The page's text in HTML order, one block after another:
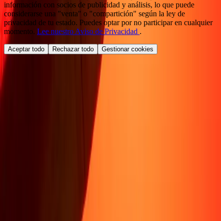
información con socios de publicidad y análisis, lo que puede
considerarse una "venta" o "compartición" según la ley de
privacidad de tu estado. Puedes optar por no participar en cualquier
momento. Lee nuestro Aviso de Privacidad .
Aceptar todo Rechazar todo Gestionar cookies